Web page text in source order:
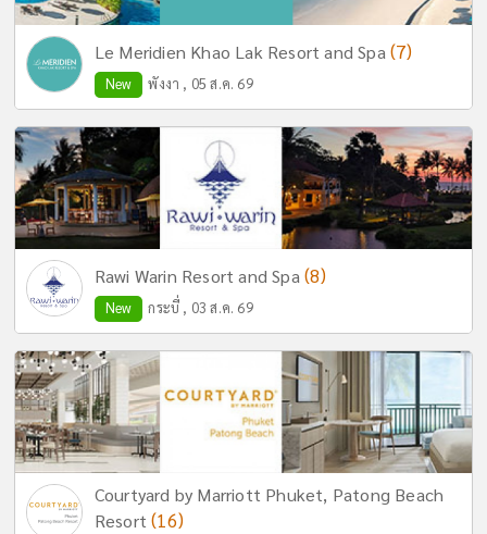
Le Meridien Khao Lak Resort and Spa (7)
New พังงา , 05 ส.ค. 69
Rawi Warin Resort and Spa (8)
New กระบี่ , 03 ส.ค. 69
Courtyard by Marriott Phuket, Patong Beach
Resort(16)